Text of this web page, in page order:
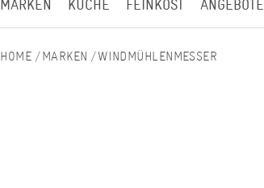
MARKEN KÜCHE FEINKOST ANGEBOTE
MARKEN WINDMÜHLENMESSER